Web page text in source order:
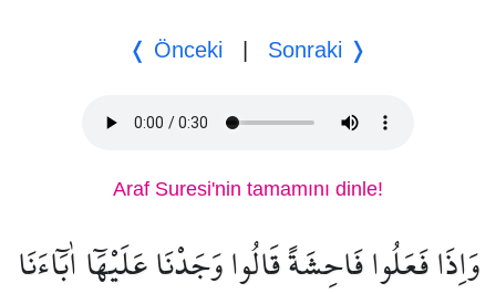
❬ Önceki Sonraki ❭
Araf Suresi'nin tamamını dinle!
وَاِذَا فَعَلُوا فَاحِشَةً قَالُوا وَجَدْنَا عَلَيْهَٓا اٰبَٓاءَنَا